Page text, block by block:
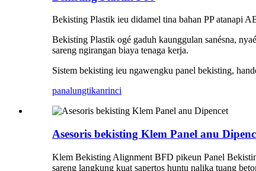
Bekisting Plastik ieu didamel tina bahan PP atanapi
Bekisting Plastik ogé gaduh kaunggulan sanésna,
sareng ngirangan biaya tenaga kerja.
Sistem bekisting ieu ngawengku panel bekisting,
panalungtikanrinci
Asesoris bekisting Klem Panel anu
Klem Bekisting Alignment BFD pikeun Panel
sareng langkung kuat sapertos huntu nalika tuang